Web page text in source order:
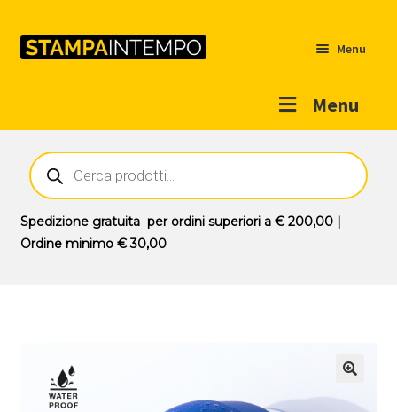
Menu
Menu
Outlet
Prodotti
Novità
Ricerca
prodotti
Spedizione gratuitaper ordini superiori a € 200,00|
Ordine minimo € 30,00